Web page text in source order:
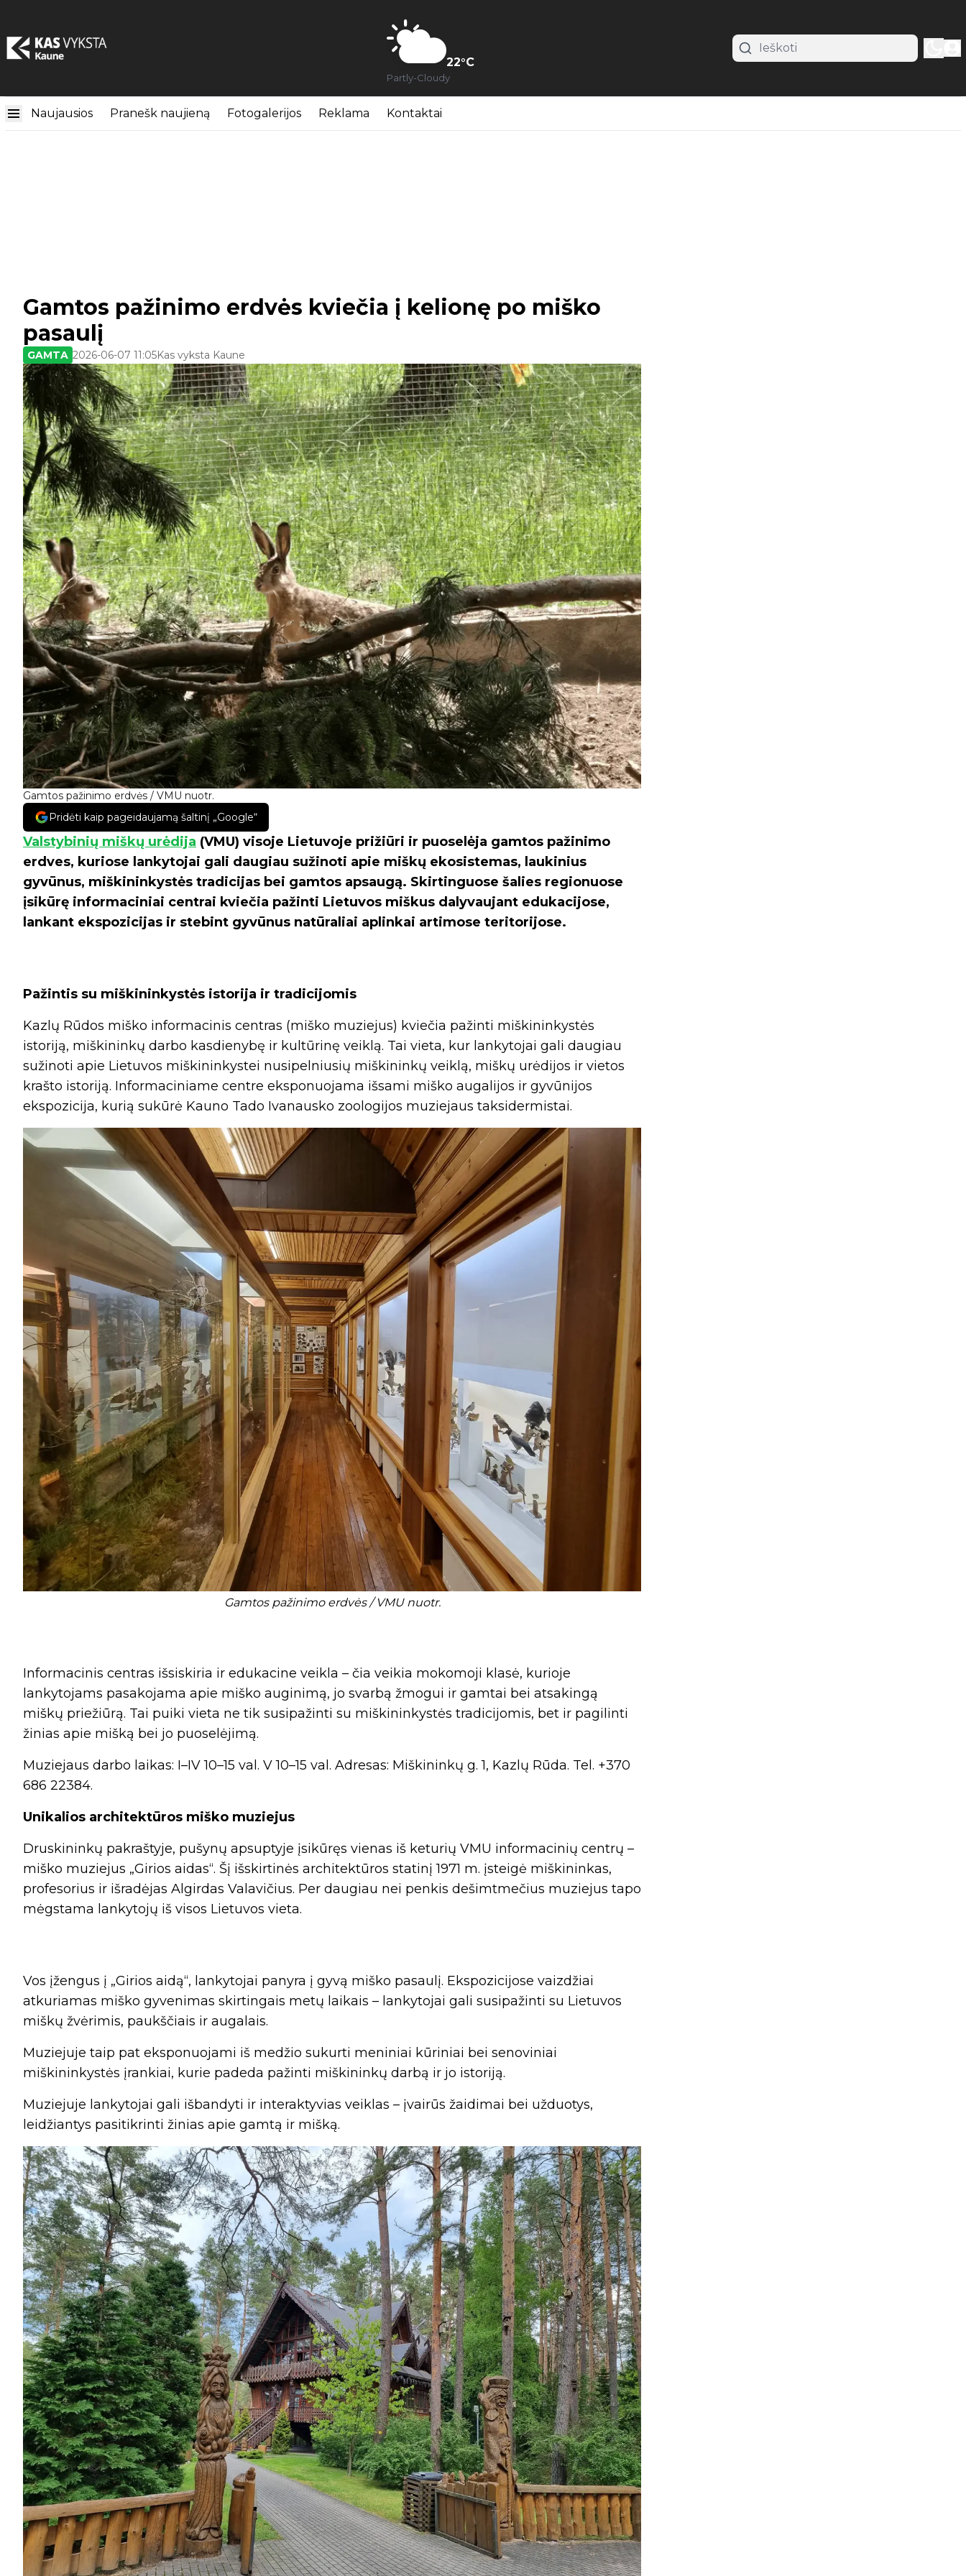
22°C
Partly-Cloudy
Naujausios Pranešk naujieną Fotogalerijos Reklama Kontaktai
Gamtos pažinimo erdvės / VMU nuotr.
Gamtos pažinimo erdvės kviečia į kelionę po miško
pasaulį
GAMTA 2026-06-07 11:05Kas vyksta Kaune
Pridėti kaip pageidaujamą šaltinį „Google“
Valstybinių miškų urėdija (VMU) visoje Lietuvoje prižiūri ir puoselėja gamtos pažinimo
erdves, kuriose lankytojai gali daugiau sužinoti apie miškų ekosistemas, laukinius
gyvūnus, miškininkystės tradicijas bei gamtos apsaugą. Skirtinguose šalies regionuose
įsikūrę informaciniai centrai kviečia pažinti Lietuvos miškus dalyvaujant edukacijose,
lankant ekspozicijas ir stebint gyvūnus natūraliai aplinkai artimose teritorijose.
Pažintis su miškininkystės istorija ir tradicijomis
Kazlų Rūdos miško informacinis centras (miško muziejus) kviečia pažinti miškininkystės
istoriją, miškininkų darbo kasdienybę ir kultūrinę veiklą. Tai vieta, kur lankytojai gali daugiau
sužinoti apie Lietuvos miškininkystei nusipelniusių miškininkų veiklą, miškų urėdijos ir vietos
krašto istoriją. Informaciniame centre eksponuojama išsami miško augalijos ir gyvūnijos
ekspozicija, kurią sukūrė Kauno Tado Ivanausko zoologijos muziejaus taksidermistai.
Gamtos pažinimo erdvės / VMU nuotr.
Informacinis centras išsiskiria ir edukacine veikla – čia veikia mokomoji klasė, kurioje
lankytojams pasakojama apie miško auginimą, jo svarbą žmogui ir gamtai bei atsakingą
miškų priežiūrą. Tai puiki vieta ne tik susipažinti su miškininkystės tradicijomis, bet ir pagilinti
žinias apie mišką bei jo puoselėjimą.
Muziejaus darbo laikas: I–IV 10–15 val. V 10–15 val. Adresas: Miškininkų g. 1, Kazlų Rūda. Tel. +370
686 22384.
Unikalios architektūros miško muziejus
Druskininkų pakraštyje, pušynų apsuptyje įsikūręs vienas iš keturių VMU informacinių centrų –
miško muziejus „Girios aidas“. Šį išskirtinės architektūros statinį 1971 m. įsteigė miškininkas,
profesorius ir išradėjas Algirdas Valavičius. Per daugiau nei penkis dešimtmečius muziejus tapo
mėgstama lankytojų iš visos Lietuvos vieta.
Vos įžengus į „Girios aidą“, lankytojai panyra į gyvą miško pasaulį. Ekspozicijose vaizdžiai
atkuriamas miško gyvenimas skirtingais metų laikais – lankytojai gali susipažinti su Lietuvos
miškų žvėrimis, paukščiais ir augalais.
Muziejuje taip pat eksponuojami iš medžio sukurti meniniai kūriniai bei senoviniai
miškininkystės įrankiai, kurie padeda pažinti miškininkų darbą ir jo istoriją.
Muziejuje lankytojai gali išbandyti ir interaktyvias veiklas – įvairūs žaidimai bei užduotys,
leidžiantys pasitikrinti žinias apie gamtą ir mišką.